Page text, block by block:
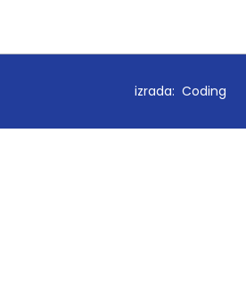
izrada: Coding